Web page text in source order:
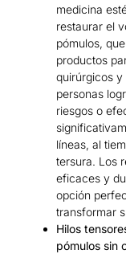
medicina
restaurar el
pómulos,
productos
quirúrgicos y
personas
riesgos o
líneas, al
tersura. Los
eficaces y
opción
transformar
Hilos
pómulos sin